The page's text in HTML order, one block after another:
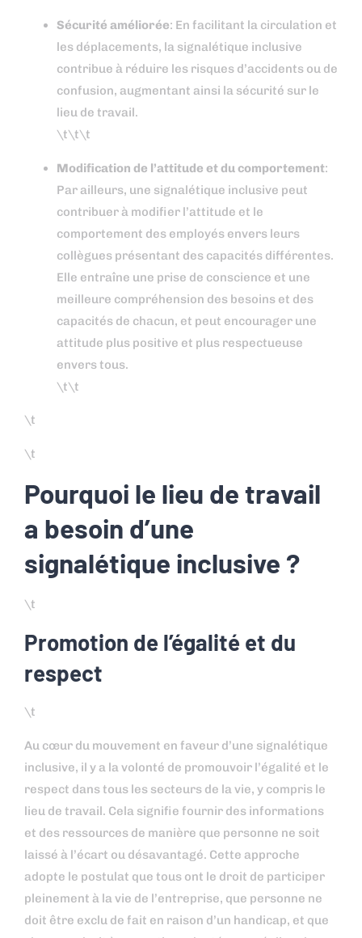
Sécurité améliorée: En facilitant la circulation et
les déplacements, la signalétique inclusive
contribue à réduire les risques d’accidents ou de
confusion, augmentant ainsi la sécurité sur le
lieu de travail.
\t\t\t
Modification de l’attitude et du comportement:
Par ailleurs, une signalétique inclusive peut
contribuer à modifier l’attitude et le
comportement des employés envers leurs
collègues présentant des capacités différentes.
Elle entraîne une prise de conscience et une
meilleure compréhension des besoins et des
capacités de chacun, et peut encourager une
attitude plus positive et plus respectueuse
envers tous.
\t\t
\t
\t
Pourquoi le lieu de travail
a besoin d’une
signalétique inclusive ?
\t
Promotion de l’égalité et du
respect
\t
Au cœur du mouvement en faveur d’une signalétique
inclusive, il y a la volonté de promouvoir l’égalité et le
respect dans tous les secteurs de la vie, y compris le
lieu de travail. Cela signifie fournir des informations
et des ressources de manière que personne ne soit
laissé à l’écart ou désavantagé. Cette approche
adopte le postulat que tous ont le droit de participer
pleinement à la vie de l’entreprise, que personne ne
doit être exclu de fait en raison d’un handicap, et que